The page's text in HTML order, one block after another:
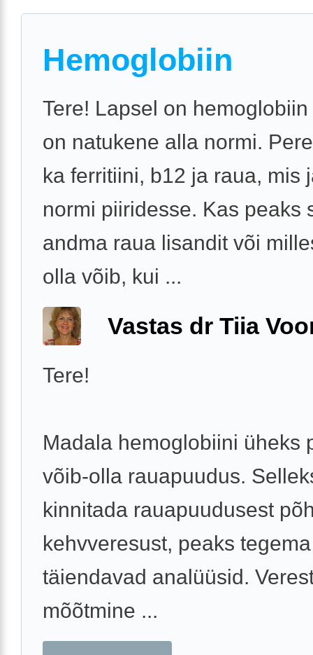
Hemoglobiin
Tere! Lapsel on
on natukene alla normi.
ka ferritiini, b12 ja raua, mis
normi piiridesse. Kas peaks
andma raua lisandit või
olla võib, kui ...
Vastas dr Tiia
Tere!
Madala hemoglobiini üheks
võib-olla rauapuudus.
kinnitada rauapuudusest
kehvveresust, peaks
täiendavad analüüsid.
mõõtmine ...